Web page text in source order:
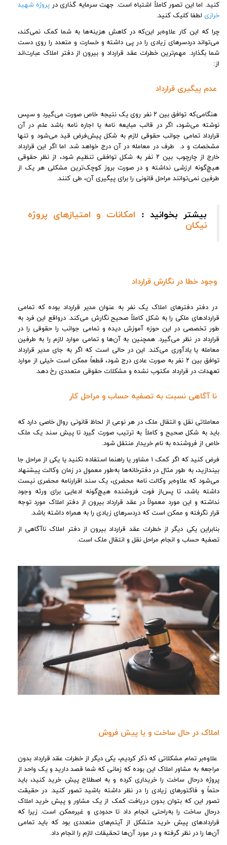
کنید. اما این تصور کاملاً اشتباه است. جهت سرمایه گذاری در پروژه شهید
خرازی لطفا کلیک کنید.
چرا که این کار علاوه‌بر این‌که در کاهش هزینه‌ها به شما کمک نمی‌کند،
می‌تواند دردسرهای زیادی را در پی داشته و خسارت و متعدد را روی دست
شما بگذارد. مهم‌ترین خطرات عقد قرارداد و بیرون از دفتر املاک عبارت‌اند
از:
عدم پیگیری قرارداد
هنگامی‌که توافق بین ۲ نفر روی یک نتیجه خاص صورت می‌گیرد و سپس
نوشته می‌شود، اگر در قالب مبایعه ‌نامه یا اجاره‌ نامه باشد علم در آن
قرارداد تمامی جوانب حقوقی لازم به شکل پیش‌فرض قید می‌شود و تنها
مشخصات و د. طرف در معامله در آن درج خواهد شد. اما اگر این قرارداد
خارج از چارچوب بین ۲ نفر به شکل توافقی تنظیم شود، از نظر حقوقی
هیچ‌گونه ارزشی نداشته و در صورت بروز کوچک‌ترین مشکلی هر یک از
طرفین نمی‌توانند مراحل قانونی را برای پیگیری آن، طی کنند.
بیشتر بخوانید : امکانات و امتیازهای پروژه
نیکان
وجود خطا در نگارش قرارداد
در دفتر دفترهای املاک یک نفر به‌ عنوان مدیر قرارداد بوده که تمامی
قراردادهای ملکی را به شکل کاملاً صحیح نگارش می‌کند. درواقع این فرد به
‌طور تخصصی در این حوزه آموزش دیده و تمامی جوانب را حقوقی را در
قرارداد در نظر می‌گیرد. همچنین به آن‌ها و تمامی موارد لازم را به طرفین
معامله یا یادآوری می‌کند. این در حالی است که اگر به ‌جای مدیر قرارداد
توافق بین ۲ نفر به‌ صورت عادی درج شود، قطعاً ممکن است خیلی از موارد
تعهدات در قرارداد مکتوب نشده و مشکلات حقوقی متعددی رخ دهد.
نا آگاهی نسبت به تصفیه ‌حساب و مراحل کار
معاملاتی نقل‌ و انتقال ملک در هر نوعی از لحاظ قانونی روال خاصی دارد که
باید به شکل صحیح و کاملاً به ‌ترتیب صورت گیرد تا پیش سند یک ملک
خاص از فروشنده به نام خریدار منتقل شود.
فرض کنید که اگر کمک ۱ مشاور یا راهنما استفاده نکنید یا یکی از مراحل جا
بیندازید، به ‌طور مثال در دفترخانه‌ها به‌طور معمول در زمان وکالت پیشنهاد
می‌شود که علاوه‌بر وکالت نامه محضری، یک سند اقرارنامه محضری نیست
داشته باشد، تا پس‌از فوت فروشنده هیچ‌گونه ادعایی برای ورثه وجود
نداشته و این مورد معمولاً در عقد قرارداد بیرون از دفتر املاک مورد توجه
قرار نگرفته و ممکن است که دردسرهای زیادی را به‌ همراه داشته باشد.
بنابراین یکی دیگر از خطرات عقد قرارداد بیرون از دفتر املاک ناآگاهی از
تصفیه حساب و انجام مراحل نقل ‌و انتقال ملک است.
املاک در حال ساخت و یا پیش ‌فروش
علاوه‌بر تمام مشکلاتی که ذکر کردیم، یکی دیگر از خطرات عقد قرارداد بدون
مراجعه به مشاور املاک این بوده که زمانی‌ که شما قصد دارید و یک واحد از
پروژه درحال ساخت را خریداری کرده و به‌ اصطلاح پیش خرید کنید، باید
حتماً و فاکتورهای زیادی را در نظر داشته باشید تصور کنید. در حقیقت
تصور این ‌که بتوان بدون دریافت کمک از یک مشاور و پیش خرید املاک
درحال ساخت را به‌راحتی انجام داد تا حدودی و غیرممکن است. زیرا که
قراردادهای پیش ‌خرید متشکل از آیتم‌های متعددی بود که باید تمامی
آن‌ها را در نظر گرفته و در مورد آن‌ها تحقیقات لازم را انجام داد.